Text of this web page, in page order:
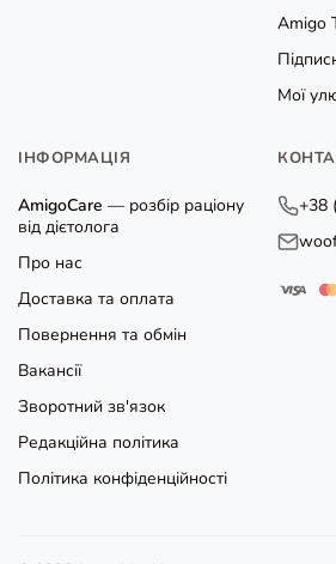
Amigo
Мої
ІНФОРМАЦІЯ
AmigoCare — розбір раціону
від дієтолога
Про нас
Доставка та оплата
Повернення та обмін
Вакансії
Зворотний зв'язок
Редакційна політика
Політика конфіденційності
+38